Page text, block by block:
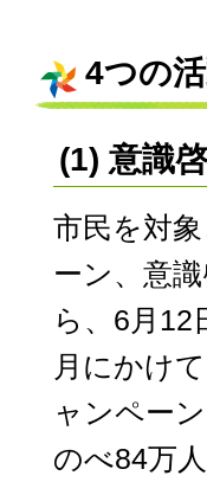
4つの
(1) 意識
市民を対
ーン、意
ら、6月12
月にかけ
ャンペー
のべ84万